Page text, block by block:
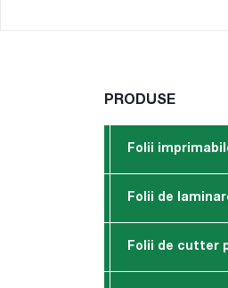
PRODUSE
Folii
Folii de
Folii de cutter